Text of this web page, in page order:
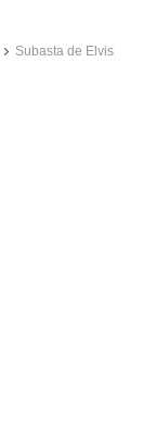
Subasta de Elvis